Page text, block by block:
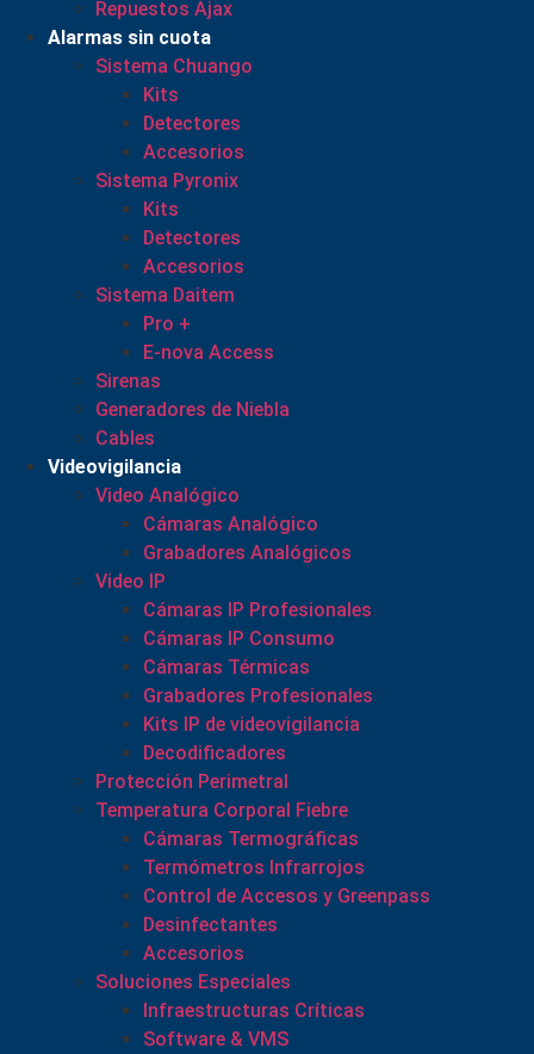
Repuestos Ajax
Alarmas sin cuota
Sistema Chuango
Kits
Detectores
Accesorios
Sistema Pyronix
Kits
Detectores
Accesorios
Sistema Daitem
Pro +
E-nova Access
Sirenas
Generadores de Niebla
Cables
Videovigilancia
Video Analógico
Cámaras Analógico
Grabadores Analógicos
Video IP
Cámaras IP Profesionales
Cámaras IP Consumo
Cámaras Térmicas
Grabadores Profesionales
Kits IP de videovigilancia
Decodificadores
Protección Perimetral
Temperatura Corporal Fiebre
Cámaras Termográficas
Termómetros Infrarrojos
Control de Accesos y Greenpass
Desinfectantes
Accesorios
Soluciones Especiales
Infraestructuras Críticas
Software & VMS